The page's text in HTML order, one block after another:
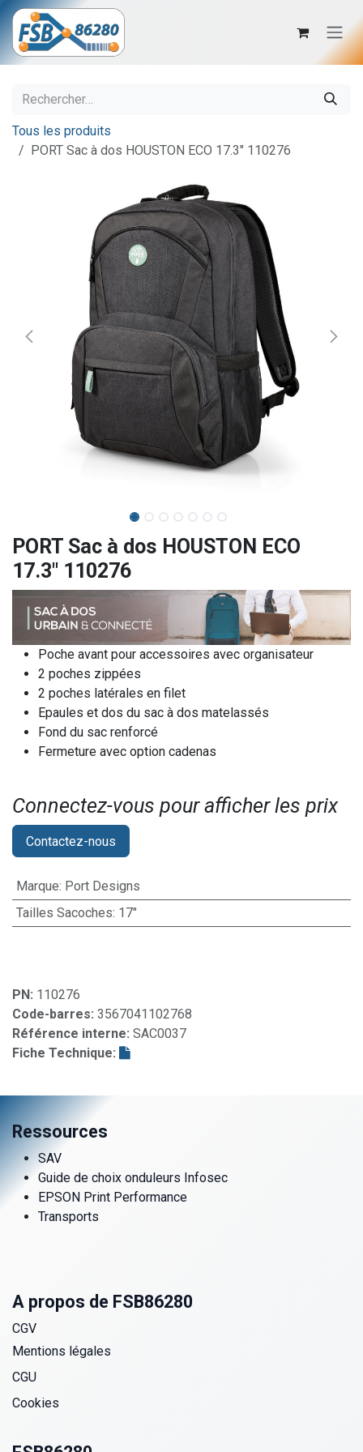
Se rendre au contenu
Tous les produits
PORT Sac à dos HOUSTON ECO 17.3" 110276
PORT Sac à dos HOUSTON ECO
17.3" 110276
Poche avant pour accessoires avec organisateur
2 poches zippées
2 poches latérales en filet
Epaules et dos du sac à dos matelassés
Fond du sac renforcé
Fermeture avec option cadenas
Connectez-vous pour afficher les prix​
Contactez-nous
Marque: Port Designs
Tailles Sacoches: 17"
PN: 110276
Code-barres: 3567041102768
Référence interne: SAC0037
Fiche Technique:
Ressources
SAV
Guide de choix onduleurs Infosec
EPSON Print Performance
Transports
A propos de FSB86280
CGV
Mentions légales
CGU
Cookies